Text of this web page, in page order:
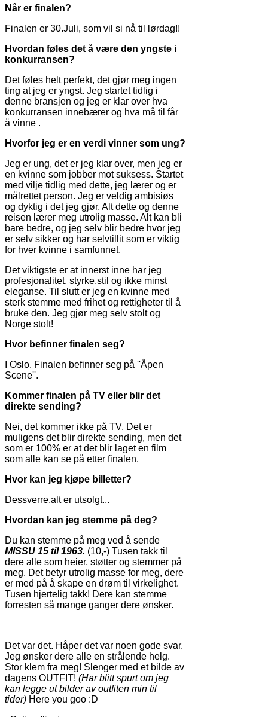
Når er finalen?
Finalen er 30.Juli, som vil si nå til lørdag!!
Hvordan føles det å være den yngste i
konkurransen?
Det føles helt perfekt, det gjør meg ingen
ting at jeg er yngst. Jeg startet tidlig i
denne bransjen og jeg er klar over hva
konkurransen innebærer og hva må til får
å vinne .
Hvorfor jeg er en verdi vinner som ung?
Jeg er ung, det er jeg klar over, men jeg er
en kvinne som jobber mot suksess. Startet
med vilje tidlig med dette, jeg lærer og er
målrettet person. Jeg er veldig ambisiøs
og dyktig i det jeg gjør. Alt dette og denne
reisen lærer meg utrolig masse. Alt kan bli
bare bedre, og jeg selv blir bedre hvor jeg
er selv sikker og har selvtillit som er viktig
for hver kvinne i samfunnet.
Det viktigste er at innerst inne har jeg
profesjonalitet, styrke,stil og ikke minst
eleganse. Til slutt er jeg en kvinne med
sterk stemme med frihet og rettigheter til å
bruke den. Jeg gjør meg selv stolt og
Norge stolt!
Hvor befinner finalen seg?
I Oslo. Finalen befinner seg på ''Åpen
Scene''.
Kommer finalen på TV eller blir det
direkte sending?
Nei, det kommer ikke på TV. Det er
muligens det blir direkte sending, men det
som er 100% er at det blir laget en film
som alle kan se på etter finalen.
Hvor kan jeg kjøpe billetter?
Dessverre,alt er utsolgt...
Hvordan kan jeg stemme på deg?
Du kan stemme på meg ved å sende
MISSU 15 til 1963. (10,-) Tusen takk til
dere alle som heier, støtter og stemmer på
meg. Det betyr utrolig masse for meg, dere
er med på å skape en drøm til virkelighet.
Tusen hjertelig takk! Dere kan stemme
forresten så mange ganger dere ønsker.
Det var det. Håper det var noen gode svar.
Jeg ønsker dere alle en strålende helg.
Stor klem fra meg! Slenger med et bilde av
dagens OUTFIT! (Har blitt spurt om jeg
kan legge ut bilder av outfiten min til
tider) Here you goo :D